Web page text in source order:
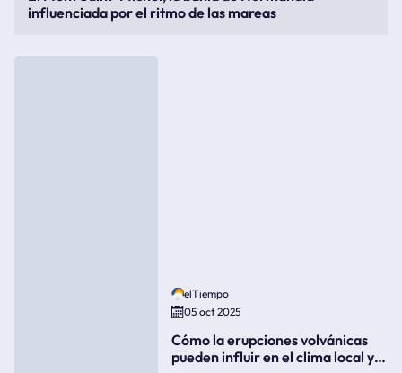
influenciada por el ritmo de las mareas
elTiempo
05 oct 2025
Cómo la erupciones volvánicas
pueden influir en el clima local y